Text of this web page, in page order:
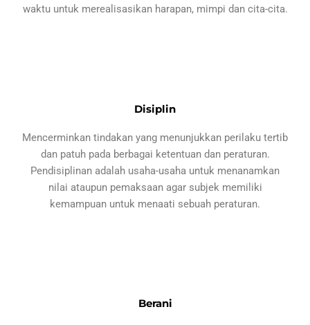
waktu untuk merealisasikan harapan, mimpi dan cita-cita.
Disiplin
Mencerminkan tindakan yang menunjukkan perilaku tertib
dan patuh pada berbagai ketentuan dan peraturan.
Pendisiplinan adalah usaha-usaha untuk menanamkan
nilai ataupun pemaksaan agar subjek memiliki
kemampuan untuk menaati sebuah peraturan.
Berani